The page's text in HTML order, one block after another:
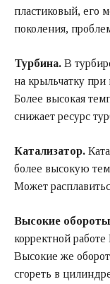
пластиковый, его
поколения,
Турбина. В
на крыльчатку при
Более высокая
снижает ресурс
Катализатор.
более высокую
Может
Высокие
корректной
Высокие же
сгореть в